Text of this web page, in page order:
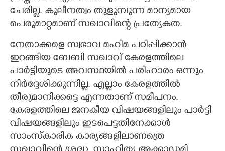
ചേരില്ല. കുലീനത്വം തുളുമ്പുന്ന മാന്യമായ
പെരുമാറ്റമാണ് സഖാവിന്റെ പ്രത്യേകത.
നേതാക്കളെ സ്വഭാവ മഹിമ പഠിപ്പിക്കാൻ
ഇറങ്ങിയ ബേബി സഖാവ് കേരളത്തിലെ
പാർട്ടിയുടെ അവസ്ഥയിൽ പരിഹാരം ഒന്നും
നിർദ്ദേശിക്കുന്നില്ല. എല്ലാം കേരളത്തിൽ
തീരുമാനിക്കട്ടെ എന്നതാണ് സമീപനം.
കേരളത്തിലെ ജനകീയ വിഷയങ്ങളിലും പാർട്ടി
വിഷയങ്ങളിലും ഇടപെട്ടതിനേക്കാൾ
സാംസ്കാരിക കാര്യങ്ങളിലാണത്രെ